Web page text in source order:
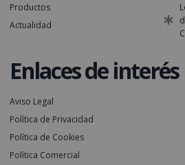
Productos
Actualidad
Enlaces de interés
Aviso Legal
Política de Privacidad
Política de Cookies
Política Comercial